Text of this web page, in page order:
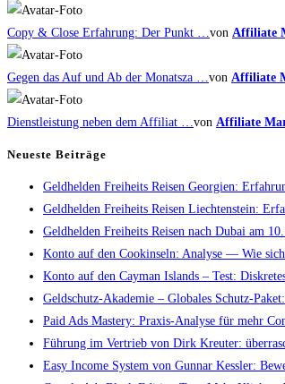
Copy & Close Erfahrung: Der Punkt … von Affiliate
Gegen das Auf und Ab der Monatsza … von Affiliate
Dienstleistung neben dem Affiliat … von Affiliate
Neueste Beiträge
Geldhelden Freiheits Reisen Georgien:
Geldhelden Freiheits Reisen Liechtenstein:
Geldhelden Freiheits Reisen nach Dubai am
Konto auf den Cookinseln: Analyse — Wie
Konto auf den Cayman Islands – Test:
Geldschutz-Akademie – Globales Schutz-
Paid Ads Mastery: Praxis-Analyse für mehr
Führung im Vertrieb von Dirk Kreuter:
Easy Income System von Gunnar Kessler: